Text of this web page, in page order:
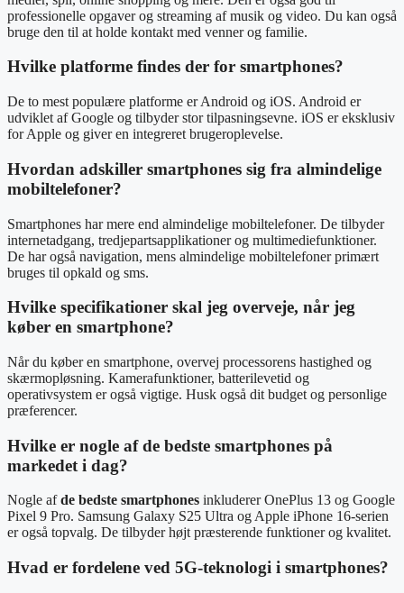
professionelle opgaver og streaming af musik og video. Du kan også
bruge den til at holde kontakt med venner og familie.
Hvilke platforme findes der for smartphones?
De to mest populære platforme er Android og iOS. Android er
udviklet af Google og tilbyder stor tilpasningsevne. iOS er eksklusiv
for Apple og giver en integreret brugeroplevelse.
Hvordan adskiller smartphones sig fra almindelige
mobiltelefoner?
Smartphones har mere end almindelige mobiltelefoner. De tilbyder
internetadgang, tredjepartsapplikationer og multimediefunktioner.
De har også navigation, mens almindelige mobiltelefoner primært
bruges til opkald og sms.
Hvilke specifikationer skal jeg overveje, når jeg
køber en smartphone?
Når du køber en smartphone, overvej processorens hastighed og
skærmopløsning. Kamerafunktioner, batterilevetid og
operativsystem er også vigtige. Husk også dit budget og personlige
præferencer.
Hvilke er nogle af de bedste smartphones på
markedet i dag?
Nogle afde bedste smartphones inkluderer OnePlus 13 og Google
Pixel 9 Pro. Samsung Galaxy S25 Ultra og Apple iPhone 16-serien
er også topvalg. De tilbyder højt præsterende funktioner og kvalitet.
Hvad er fordelene ved 5G-teknologi i smartphones?